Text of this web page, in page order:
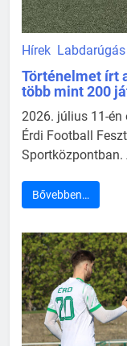
Hírek Labdarúgás
Történelmet írt
több mint 200
2026. július 11-
Érdi Football
Sportközpontban.
Bővebben…